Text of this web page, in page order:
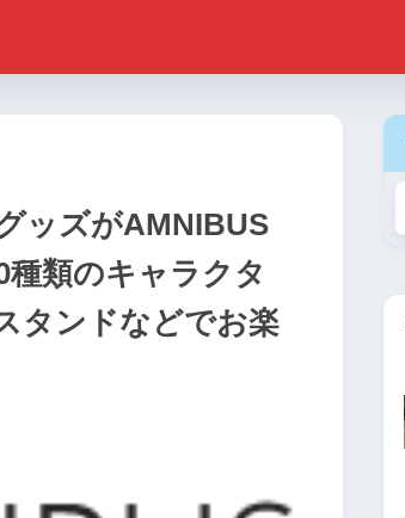
ッズがAMNIBUS
類のキャラクタ
タンドなどでお楽